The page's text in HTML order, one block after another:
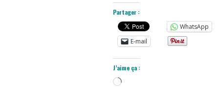
Partager :
WhatsApp
E-mail
J’aime ça :
Chargement…